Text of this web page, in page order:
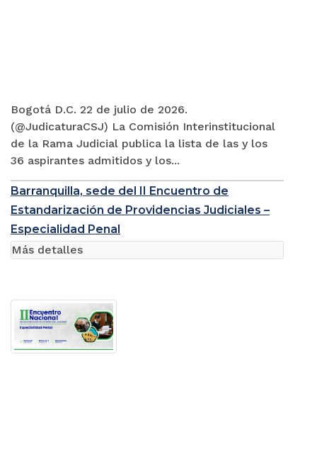
Bogotá D.C. 22 de julio de 2026.
(@JudicaturaCSJ) La Comisión Interinstitucional
de la Rama Judicial publica la lista de las y los
36 aspirantes admitidos y los...
Barranquilla, sede del II Encuentro de
Estandarización de Providencias Judiciales –
Especialidad Penal
Más detalles